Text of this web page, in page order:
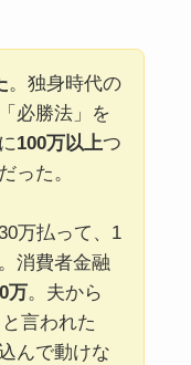
。独身時代の
必勝法」を
100万以上つ
った。
万払って、1
消費者金融
万。夫から
言われた
んで動けな